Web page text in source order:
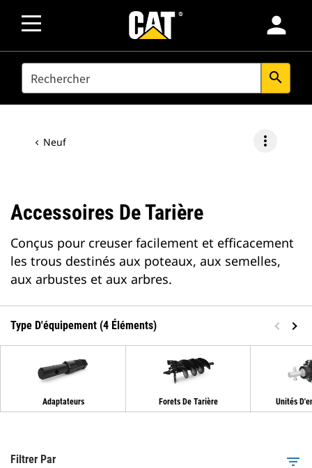
person
SEARCH search
Neuf more_vert
Accessoires De Tarière
Conçus pour creuser facilement et efficacement
les trous destinés aux poteaux, aux semelles,
aux arbustes et aux arbres.
Type D'équipement (4 Éléments)
Adaptateurs Forets De Tarière Unités
Filtrer Par filter_list